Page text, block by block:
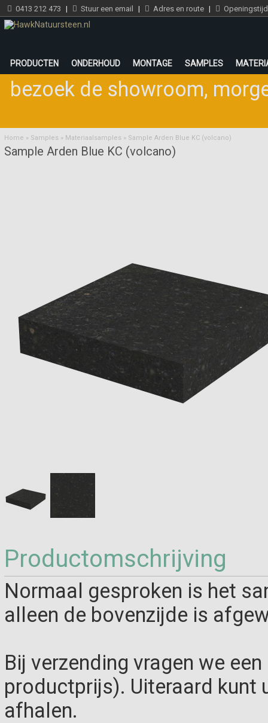
0413 212 473 | Stuur een email | Adres en route |
PRODUCTEN ONDERHOUD MONTAGE SAMPLES
bezoek de showroom,
Home » Samples » Materiaalsamples » Sample Arden Blue KC (volcano)
Sample Arden Blue KC (volcano)
Productomschrijving
Normaal gesproken is het
alleen de bovenzijde is
Bij verzending vragen we
productprijs). Uiteraard kunt
afhalen.